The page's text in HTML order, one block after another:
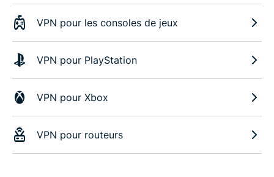
VPN pour les consoles de jeux
VPN pour PlayStation
VPN pour Xbox
VPN pour routeurs